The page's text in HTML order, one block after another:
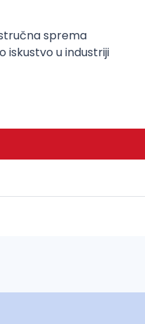
sprema
iskustvo u industriji